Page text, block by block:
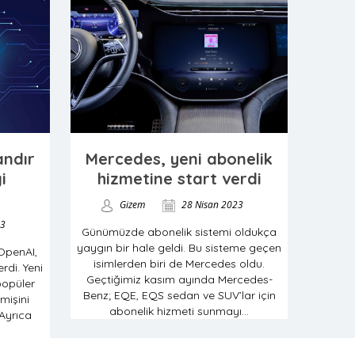
Yeni
Mercedes, yeni abonelik
hizmetine start verdi
Gizem 28 Nisan 2023
Günümüzde abonelik sistemi oldukça
yaygın bir hale geldi. Bu sisteme geçen
isimlerden biri de Mercedes oldu.
Geçtiğimiz kasım ayında Mercedes-
Benz; EQE, EQS sedan ve SUV’lar için
abonelik hizmeti sunmayı...